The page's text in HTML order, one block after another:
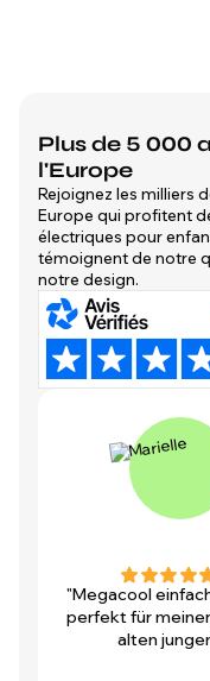
Plus de 5 000
l'Europe
Rejoignez les milliers
Europe qui profitent
électriques pour
témoignent de notre
notre design.
"Megacool
perfekt für
alten